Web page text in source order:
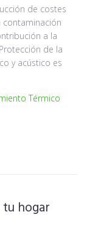
de costes
a la
de la
y acústico es
Térmico
tu hogar